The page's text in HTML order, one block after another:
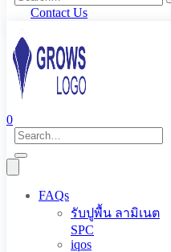
Contact Us
0
FAQs
รับปูพื้น ลามิเนต
SPC
iqos